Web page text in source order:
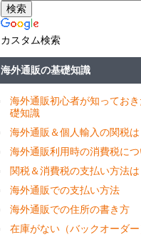
カスタム検索
海外通販の基礎知識
海外通販初心者が知ってお
礎知識
海外通販＆個人輸入の関税は
海外通販利用時の消費税に
関税＆消費税の支払い方法は
海外通販での支払い方法
海外通販での住所の書き方
在庫がない（バックオーダー